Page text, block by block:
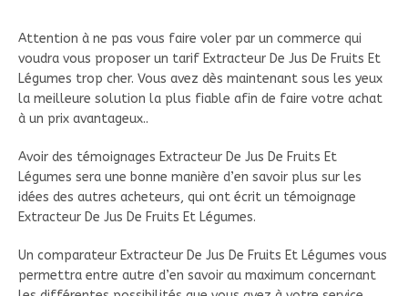
Attention à ne pas vous faire voler par un commerce qui
voudra vous proposer un tarif Extracteur De Jus De Fruits Et
Légumes trop cher. Vous avez dès maintenant sous les yeux
la meilleure solution la plus fiable afin de faire votre achat
à un prix avantageux..
Avoir des témoignages Extracteur De Jus De Fruits Et
Légumes sera une bonne manière d’en savoir plus sur les
idées des autres acheteurs, qui ont écrit un témoignage
Extracteur De Jus De Fruits Et Légumes.
Un comparateur Extracteur De Jus De Fruits Et Légumes vous
permettra entre autre d’en savoir au maximum concernant